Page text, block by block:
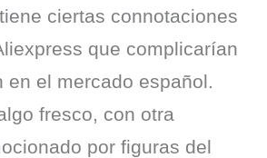
ciertas connotaciones
que complicarían
en el mercado español.
fresco, con otra
por figuras del